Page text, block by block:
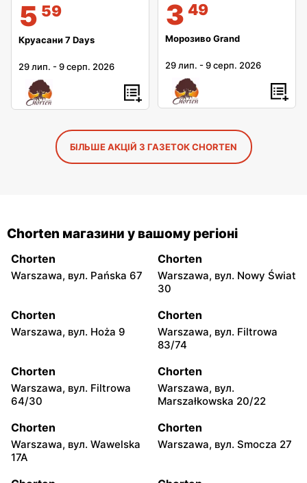
5 59
Круасани 7 Days
29 лип. -9 серп. 2026
3 49
Морозиво Grand
29 лип. -9 серп. 2026
БІЛЬШЕ АКЦІЙ З ГАЗЕТОК CHORTEN
Chorten магазини у вашому регіоні
Chorten
Warszawa, вул. Pańska 67
Chorten
Warszawa, вул. Nowy Świat
30
Chorten
Warszawa, вул. Hoża 9
Chorten
Warszawa, вул. Filtrowa
83/74
Chorten
Warszawa, вул. Filtrowa
64/30
Chorten
Warszawa, вул.
Marszałkowska 20/22
Chorten
Warszawa, вул. Wawelska
17A
Chorten
Warszawa, вул. Smocza 27